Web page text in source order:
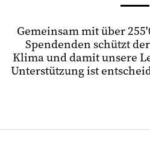
Gemeinsam mit über
Spendenden schützt
Klima und damit unsere
Unterstützung ist